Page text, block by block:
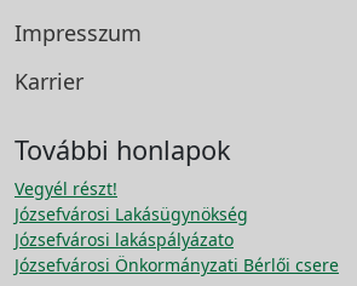
Impresszum
Karrier
További honlapok
Vegyél részt!
Józsefvárosi Lakásügynökség
Józsefvárosi lakáspályázato
Józsefvárosi Önkormányzati Bérlői csere